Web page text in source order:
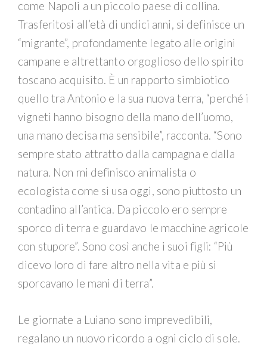
come Napoli a un piccolo paese di collina.
Trasferitosi all’età di undici anni, si definisce un
“migrante”, profondamente legato alle origini
campane e altrettanto orgoglioso dello spirito
toscano acquisito. È un rapporto simbiotico
quello tra Antonio e la sua nuova terra, “perché i
vigneti hanno bisogno della mano dell’uomo,
una mano decisa ma sensibile”, racconta. “Sono
sempre stato attratto dalla campagna e dalla
natura. Non mi definisco animalista o
ecologista come si usa oggi, sono piuttosto un
contadino all’antica. Da piccolo ero sempre
sporco di terra e guardavo le macchine agricole
con stupore”. Sono così anche i suoi figli: “Più
dicevo loro di fare altro nella vita e più si
sporcavano le mani di terra”.
Le giornate a Luiano sono imprevedibili,
regalano un nuovo ricordo a ogni ciclo di sole.